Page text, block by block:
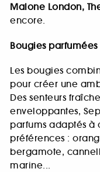
Malone London,
encore.
Bougies parfumées
Les bougies
pour créer une
Des senteurs
enveloppantes,
parfums adaptés à
préférences :
bergamote,
marine...